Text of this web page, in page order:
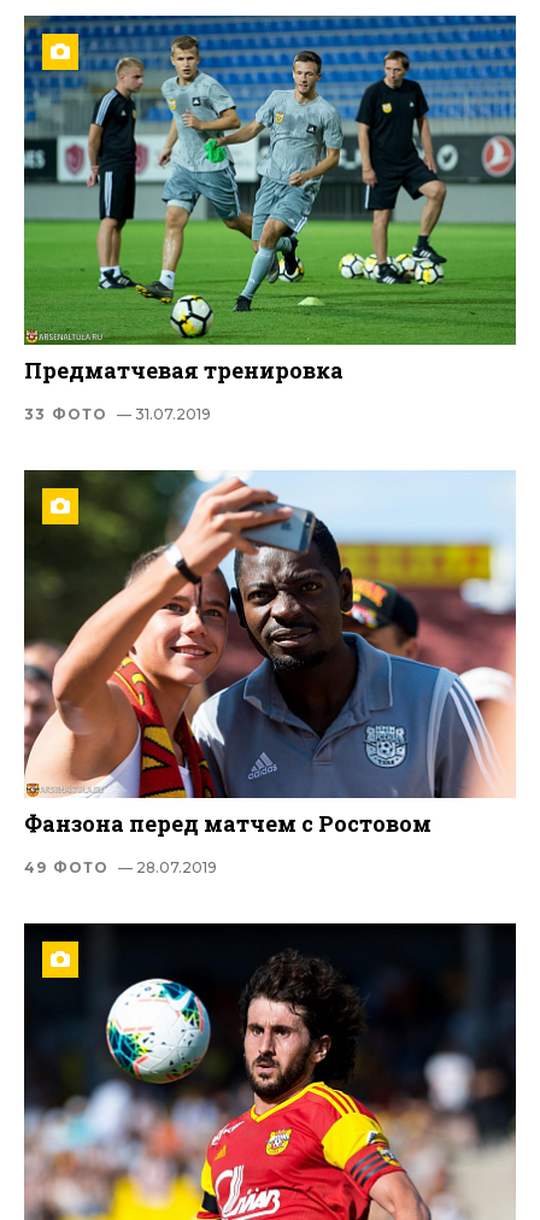
Предматчевая тренировка
33 ФОТО — 31.07.2019
Фанзона перед матчем с Ростовом
49 ФОТО — 28.07.2019